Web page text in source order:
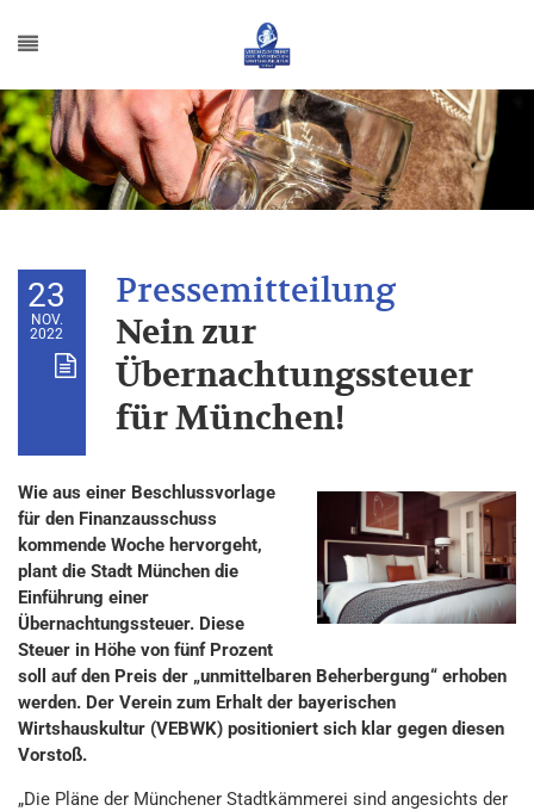
23
NOV.
2022
Nein zur
Übernachtungssteuer
für München!
Wie aus einer Beschlussvorlage
für den Finanzausschuss
kommende Woche hervorgeht,
plant die Stadt München die
Einführung einer
Übernachtungssteuer. Diese
Steuer in Höhe von fünf Prozent
soll auf den Preis der „unmittelbaren Beherbergung“ erhoben
werden. Der Verein zum Erhalt der bayerischen
Wirtshauskultur (VEBWK) positioniert sich klar gegen diesen
Vorstoß.
„Die Pläne der Münchener Stadtkämmerei sind angesichts der